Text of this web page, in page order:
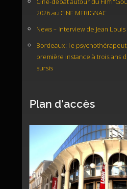
2026 au CINE MERIGNAC
News – Interview de Jean
Bordeaux : le
première instance à trois ans
sursis
Plan d'accès